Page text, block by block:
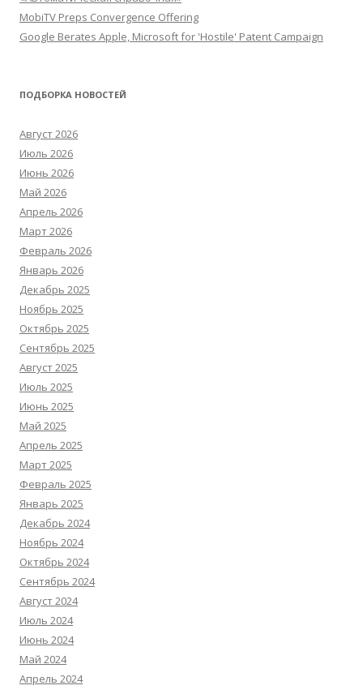
MobiTV Preps Convergence Offering
Google Berates Apple, Microsoft for 'Hostile' Patent Campaign
ПОДБОРКА НОВОСТЕЙ
Август 2026
Июль 2026
Июнь 2026
Май 2026
Апрель 2026
Март 2026
Февраль 2026
Январь 2026
Декабрь 2025
Ноябрь 2025
Октябрь 2025
Сентябрь 2025
Август 2025
Июль 2025
Июнь 2025
Май 2025
Апрель 2025
Март 2025
Февраль 2025
Январь 2025
Декабрь 2024
Ноябрь 2024
Октябрь 2024
Сентябрь 2024
Август 2024
Июль 2024
Июнь 2024
Май 2024
Апрель 2024